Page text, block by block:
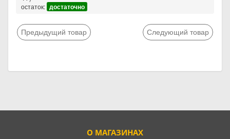
остаток: достаточно
Предыдущий товар Следующий товар
О МАГАЗИНАХ